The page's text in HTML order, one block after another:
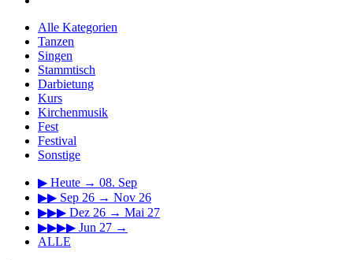
Alle Kategorien
Tanzen
Singen
Stammtisch
Darbietung
Kurs
Kirchenmusik
Fest
Festival
Sonstige
▶ Heute → 08. Sep
▶▶ Sep 26 → Nov 26
▶▶▶ Dez 26 → Mai 27
▶▶▶▶ Jun 27 →
ALLE